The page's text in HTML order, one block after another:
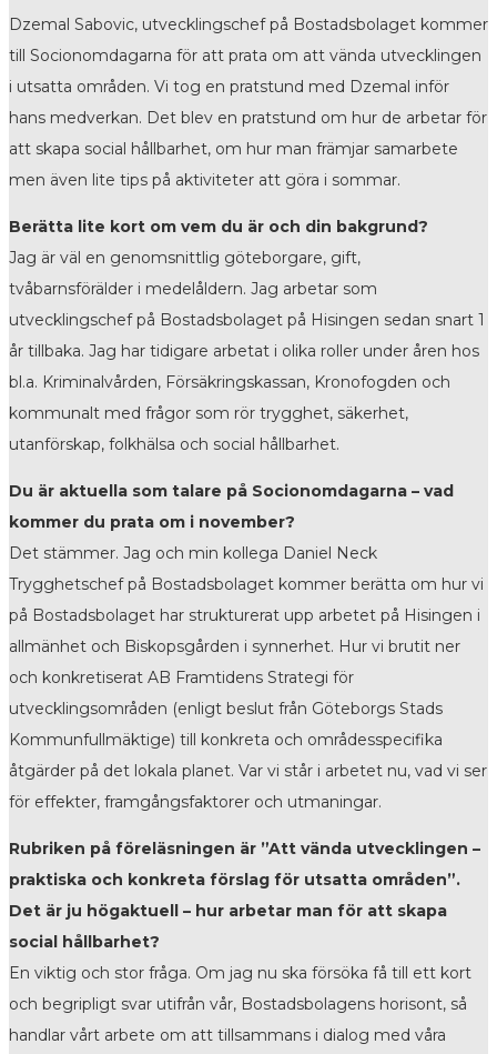
Dzemal Sabovic, utvecklingschef på Bostadsbolaget kommer
till Socionomdagarna för att prata om att vända utvecklingen
i utsatta områden. Vi tog en pratstund med Dzemal inför
hans medverkan. Det blev en pratstund om hur de arbetar för
att skapa social hållbarhet, om hur man främjar samarbete
men även lite tips på aktiviteter att göra i sommar.
Berätta lite kort om vem du är och din bakgrund?
Jag är väl en genomsnittlig göteborgare, gift,
tvåbarnsförälder i medelåldern. Jag arbetar som
utvecklingschef på Bostadsbolaget på Hisingen sedan snart 1
år tillbaka. Jag har tidigare arbetat i olika roller under åren hos
bl.a. Kriminalvården, Försäkringskassan, Kronofogden och
kommunalt med frågor som rör trygghet, säkerhet,
utanförskap, folkhälsa och social hållbarhet.
Du är aktuella som talare på Socionomdagarna – vad
kommer du prata om i november?
Det stämmer. Jag och min kollega Daniel Neck
Trygghetschef på Bostadsbolaget kommer berätta om hur vi
på Bostadsbolaget har strukturerat upp arbetet på Hisingen i
allmänhet och Biskopsgården i synnerhet. Hur vi brutit ner
och konkretiserat AB Framtidens Strategi för
utvecklingsområden (enligt beslut från Göteborgs Stads
Kommunfullmäktige) till konkreta och områdesspecifika
åtgärder på det lokala planet. Var vi står i arbetet nu, vad vi ser
för effekter, framgångsfaktorer och utmaningar.
Rubriken på föreläsningen är ”Att vända utvecklingen –
praktiska och konkreta förslag för utsatta områden”.
Det är ju högaktuell – hur arbetar man för att skapa
social hållbarhet?
En viktig och stor fråga. Om jag nu ska försöka få till ett kort
och begripligt svar utifrån vår, Bostadsbolagens horisont, så
handlar vårt arbete om att tillsammans i dialog med våra